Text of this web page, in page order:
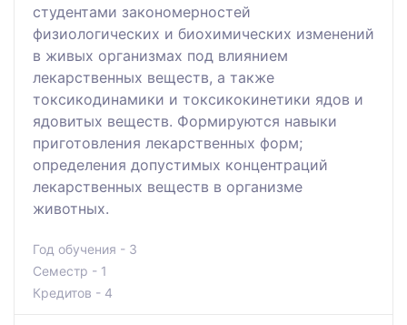
студентами закономерностей
физиологических и биохимических изменений
в живых организмах под влиянием
лекарственных веществ, а также
токсикодинамики и токсикокинетики ядов и
ядовитых веществ. Формируются навыки
приготовления лекарственных форм;
определения допустимых концентраций
лекарственных веществ в организме
животных.
Год обучения - 3
Семестр - 1
Кредитов - 4